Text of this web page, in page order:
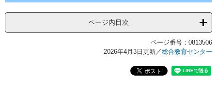
ページ内目次
ページ番号：0813506
2026年4月3日更新／総合教育センター